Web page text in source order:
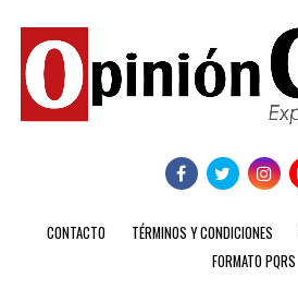
CONTACTO TÉRMINOS Y CONDICIONES
FORMATO PQRS